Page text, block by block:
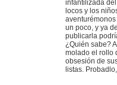
infantilizada
locos y los
un poco, y ya
publicarla
¿Quién sabe?
molado el rollo
obsesión de
listas.